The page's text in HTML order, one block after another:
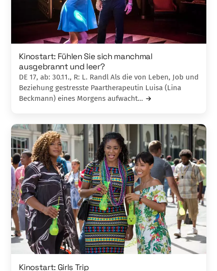
Kinostart: Fühlen Sie sich manchmal
ausgebrannt und leer?
DE 17, ab: 30.11., R: L. Randl Als die von Leben, Job und
Beziehung gestresste Paartherapeutin Luisa (Lina
Beckmann) eines Morgens aufwacht…
Kinostart: Girls Trip